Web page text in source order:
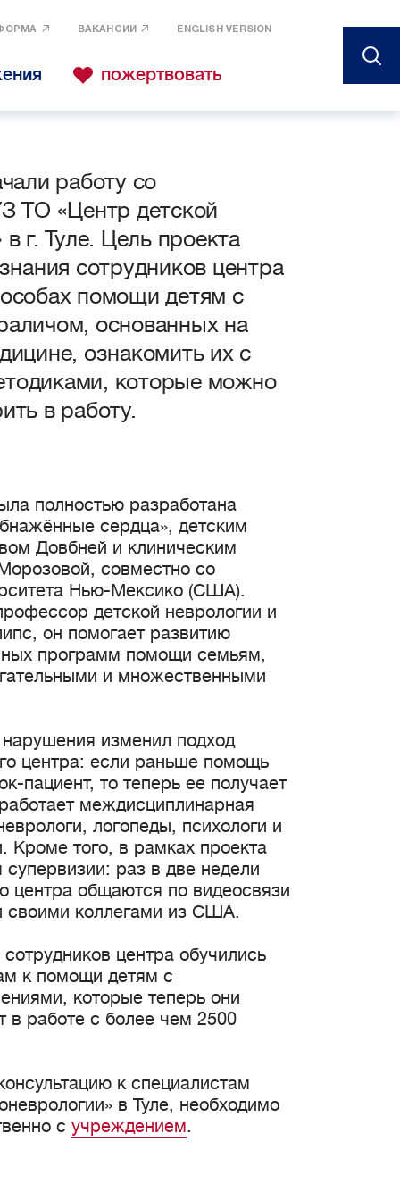
ВАКАНСИИ ENGLISH VERSION
пожертвовать
работу со
ТО «Центр детской
г. Туле. Цель проекта
сотрудников центра
помощи детям с
основанных на
ознакомить их с
которые можно
в работу.
полностью разработана
сердца», детским
Довбней и клиническим
совместно со
Нью-Мексико (США).
детской неврологии и
он помогает развитию
программ помощи семьям,
и множественными
изменил подход
центра: если раньше помощь
пациент, то теперь ее получает
междисциплинарная
логопеды, психологи и
Кроме того, в рамках проекта
супервизии: раз в две недели
центра общаются по видеосвязи
своими коллегами из США.
центра обучились
к помощи детям с
которые теперь они
работе с более чем 2500
к специалистам
в Туле, необходимо
с учреждением.